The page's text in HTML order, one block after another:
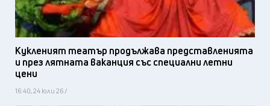
Кукленият театър продължава представленията
и през лятната ваканция със специални летни
цени
16:40, 24 юли 26 /